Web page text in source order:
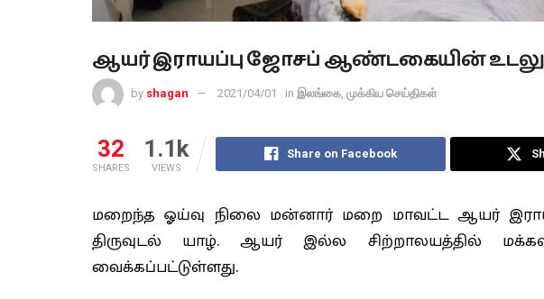
ஆயர் இராயப்பு ஜோசப் ஆண்டகையின்
by shagan 2021/04/01 in இலங்கை, முக்கிய செய்திகள்
32
SHARES
1.1k
VIEWS
Share on Facebook
மறைந்த ஓய்வு நிலை மன்னார் மறை மாவட்ட ஆயர்
திருவுடல் யாழ். ஆயர் இல்ல சிற்றாலயத்தில்
வைக்கப்பட்டுள்ளது.